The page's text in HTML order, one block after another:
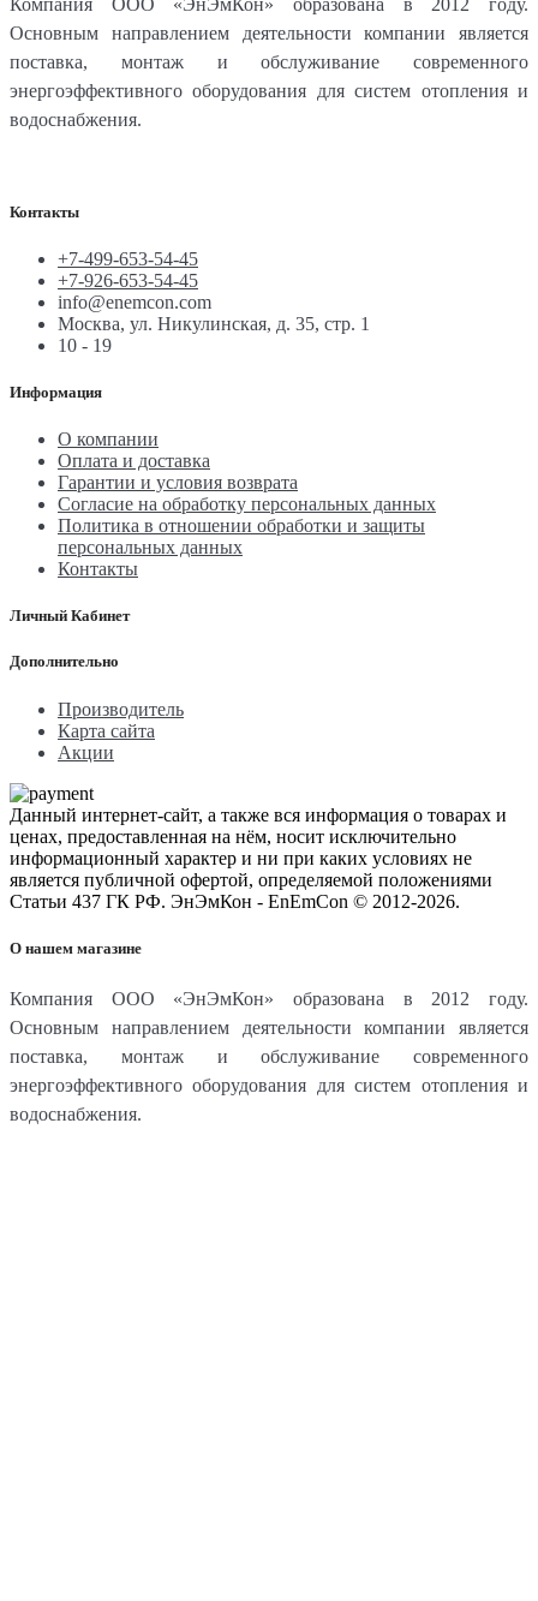
Компания ООО «ЭнЭмКон» образована в 2012 году.
Основным направлением деятельности компании является
поставка, монтаж и обслуживание современного
энергоэффективного оборудования для систем отопления и
водоснабжения.
Контакты
+7-499-653-54-45
+7-926-653-54-45
info@enemcon.com
Москва, ул. Никулинская, д. 35, стр. 1
10 - 19
Информация
О компании
Оплата и доставка
Гарантии и условия возврата
Согласие на обработку персональных данных
Политика в отношении обработки и защиты
персональных данных
Контакты
Личный Кабинет
Дополнительно
Производитель
Карта сайта
Акции
Данный интернет-сайт, а также вся информация о товарах и
ценах, предоставленная на нём, носит исключительно
информационный характер и ни при каких условиях не
является публичной офертой, определяемой положениями
Статьи 437 ГК РФ. ЭнЭмКон - EnEmCon © 2012-2026.
О нашем магазине
Компания ООО «ЭнЭмКон» образована в 2012 году.
Основным направлением деятельности компании является
поставка, монтаж и обслуживание современного
энергоэффективного оборудования для систем отопления и
водоснабжения.